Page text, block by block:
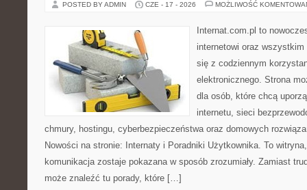
POSTED BY ADMIN CZE - 17 - 2026 MOŻLIWOŚĆ
Internat.com.pl to
internetowi oraz
się z codziennym
elektronicznego. Strona
dla osób, które chcą
internetu, sieci
chmury, hostingu, cyberbezpieczeństwa oraz domowych
Nowości na stronie: Internaty i Poradniki Użytkownika. To
komunikacja zostaje pokazana w sposób zrozumiały. Zamiast
może znaleźć tu porady, które […]